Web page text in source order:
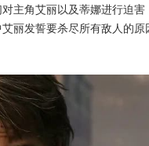
主角艾丽以及蒂娜进行迫
丽发誓要杀尽所有敌人的原